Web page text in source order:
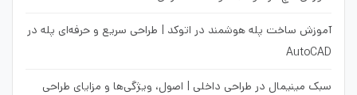
آموزش ساخت پله هوشمند در اتوکد | طراحی سریع و حرفه‌ای پله در
AutoCAD
سبک مینیمال در طراحی داخلی | اصول، ویژگی‌ها و مزایای طراحی